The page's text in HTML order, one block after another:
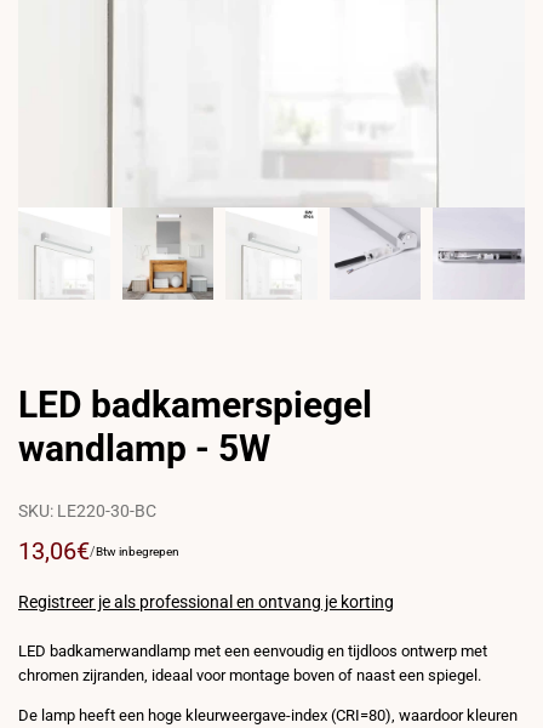
LED badkamerspiegel
wandlamp - 5W
SKU: LE220-30-BC
Verkoopprijs
13,06€PRIJS
/VOOR
Btw inbegrepen
Registreer je als professional en ontvang je korting
LED badkamerwandlamp met een eenvoudig en tijdloos ontwerp met
chromen zijranden, ideaal voor montage boven of naast een spiegel.
De lamp heeft een hoge kleurweergave-index (CRI=80), waardoor kleuren